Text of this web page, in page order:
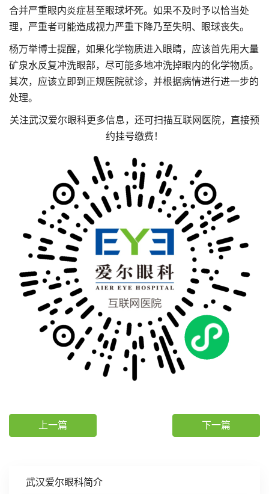
武汉爱尔眼科简介
合并严重眼内炎症甚至眼球坏死。如果不及时予以恰当处
理，严重者可能造成视力严重下降乃至失明、眼球丧失。
杨万举博士提醒，如果化学物质进入眼睛，应该首先用大量
矿泉水反复冲洗眼部，尽可能多地冲洗掉眼内的化学物质。
其次，应该立即到正规医院就诊，并根据病情进行进一步的
处理。
关注武汉爱尔眼科更多信息，还可扫描互联网医院，直接预
约挂号缴费！
上一篇 下一篇